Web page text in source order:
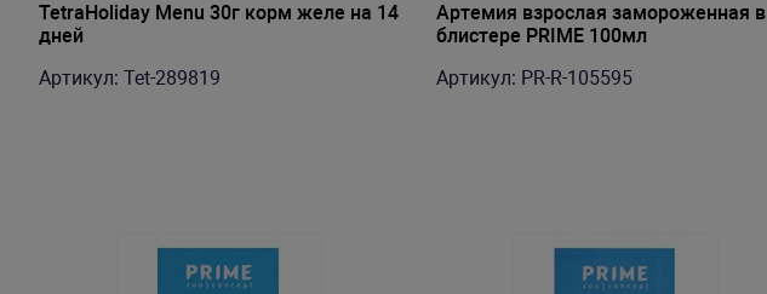
TetraHoliday Menu 30г корм желе на 14
дней
Артикул: Tet-289819
Артемия взрослая замороженная в
блистере PRIME 100мл
Артикул: PR-R-105595